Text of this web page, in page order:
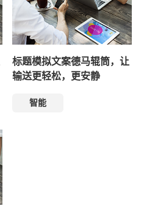
标题模拟文案德马辊筒，让
输送更轻松，更安静
智能